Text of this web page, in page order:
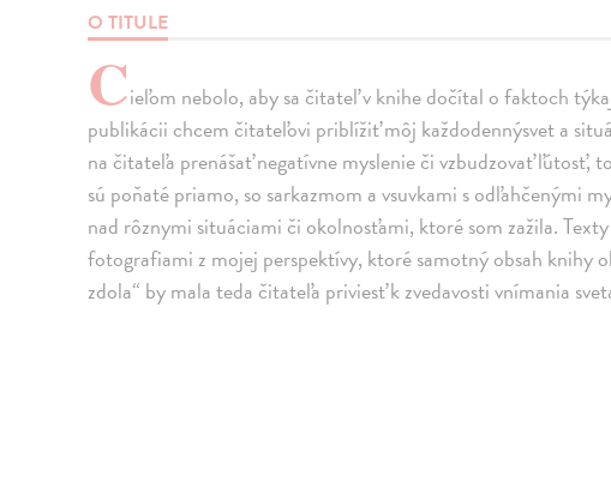
O TITULE
Cieľom nebolo, aby sa čitateľ v knihe dočítal o faktoch
publikácii chcem čitateľovi priblížiť môj každodennýsvet a
na čitateľa prenášať negatívne myslenie či vzbudzovať ľútosť,
sú poňaté priamo, so sarkazmom a vsuvkami s odľahčenými
nad rôznymi situáciami či okolnosťami, ktoré som zažila.
fotografiami z mojej perspektívy, ktoré samotný obsah knihy
zdola“ by mala teda čitateľa priviesť k zvedavosti vnímania